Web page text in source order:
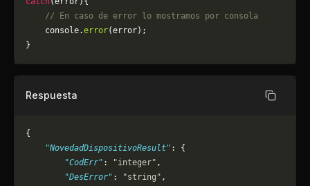
    // En caso de error lo mostramos por consola
	console.
error(error);
}
Respuesta Copiar
{
    "NovedadDispositivoResult"
: {
        "CodErr"
: "integer" ,
        "DesError"
: "string" ,